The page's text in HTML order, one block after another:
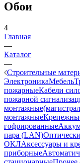
Обои
4
Главная
—
Каталог
—
Строительные
ЭлектроникаМебель
пожарныеКабели
пожарной
монтажные
гофрированные
пара (LAN)
ОКЛАксессуары и
приборные